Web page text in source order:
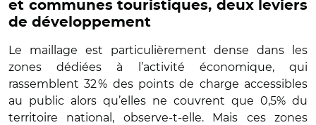
et communes touristiques, deux leviers
de développement
Le maillage est particulièrement dense dans les
zones dédiées à l’activité économique, qui
rassemblent 32 % des points de charge accessibles
au public alors qu’elles ne couvrent que 0,5% du
territoire national, observe-t-elle. Mais ces zones